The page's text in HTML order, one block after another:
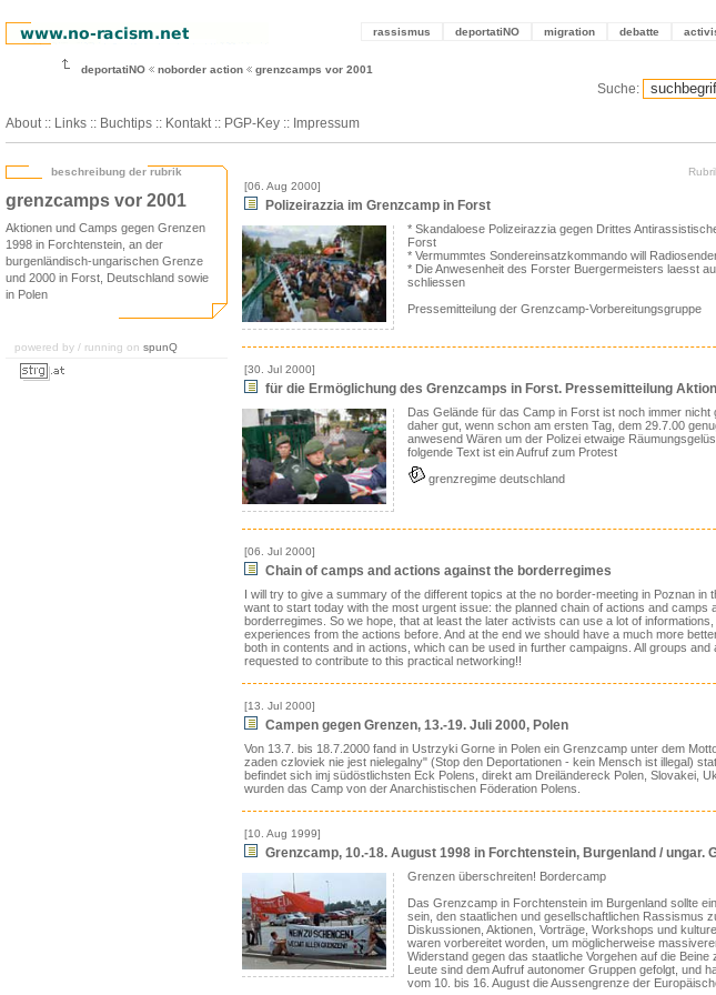
rassismus deportatiNO migration debatte
deportatiNO noborder action grenzcamps vor 2001
About :: Links :: Buchtips :: Kontakt :: PGP-Key :: Impressum
Suche:
beschreibung der rubrik
grenzcamps vor 2001
Aktionen und Camps gegen Grenzen
1998 in Forchtenstein, an der
burgenländisch-ungarischen Grenze
und 2000 in Forst, Deutschland sowie
in Polen
powered by / running on spunQ
[06. Aug 2000]
Polizeirazzia im Grenzcamp in Forst
* Skandaloese Polizeirazzia gegen Drittes
Forst
* Vermummtes Sondereinsatzkommando will
* Die Anwesenheit des Forster Buergermeisters laesst
schliessen
Pressemitteilung der Grenzcamp-Vorbereitungsgruppe
[30. Jul 2000]
für die Ermöglichung des Grenzcamps in Forst. Pressemitteilung
Das Gelände für das Camp in Forst ist noch immer nicht
daher gut, wenn schon am ersten Tag, dem 29.7.00
anwesend Wären um der Polizei etwaige
folgende Text ist ein Aufruf zum Protest
grenzregime deutschland
[06. Jul 2000]
Chain of camps and actions against the borderregimes
I will try to give a summary of the different topics at the no border-meeting in Poznan in
want to start today with the most urgent issue: the planned chain of actions and camps
borderregimes. So we hope, that at least the later activists can use a lot of informations,
experiences from the actions before. And at the end we should have a much more
both in contents and in actions, which can be used in further campaigns. All groups and
requested to contribute to this practical networking!!
[13. Jul 2000]
Campen gegen Grenzen, 13.-19. Juli 2000, Polen
Von 13.7. bis 18.7.2000 fand in Ustrzyki Gorne in Polen ein Grenzcamp unter dem
zaden czloviek nie jest nielegalny" (Stop den Deportationen - kein Mensch ist illegal)
befindet sich imj südöstlichsten Eck Polens, direkt am Dreiländereck Polen, Slovakei,
wurden das Camp von der Anarchistischen Föderation Polens.
[10. Aug 1999]
Grenzcamp, 10.-18. August 1998 in Forchtenstein, Burgenland / ungar.
Grenzen überschreiten! Bordercamp
Das Grenzcamp in Forchtenstein im Burgenland sollte
sein, den staatlichen und gesellschaftlichen Rassismus
Diskussionen, Aktionen, Vorträge, Workshops und
waren vorbereitet worden, um möglicherweise
Widerstand gegen das staatliche Vorgehen auf die Beine
Leute sind dem Aufruf autonomer Gruppen gefolgt, und
vom 10. bis 16. August die Aussengrenze der